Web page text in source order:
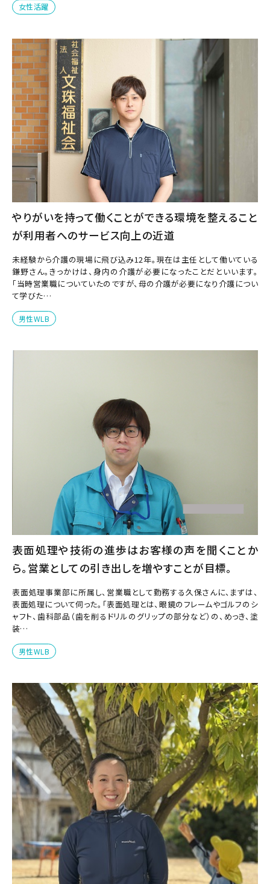
女性活躍
やりがいを持って働くことができる環境を整えること
が利用者へのサービス向上の近道
未経験から介護の現場に飛び込み12年。現在は主任として働いている
鎌野さん。きっかけは、身内の介護が必要になったことだといいます。
「当時営業職についていたのですが、母の介護が必要になり介護につい
て学びた…
男性WLB
表面処理や技術の進歩はお客様の声を聞くことか
ら。営業としての引き出しを増やすことが目標。
表面処理事業部に所属し、営業職として勤務する久保さんに、まずは、
表面処理について伺った。「表面処理とは、眼鏡のフレームやゴルフのシ
ャフト、歯科部品（歯を削るドリルのグリップの部分など）の、めっき、塗
装…
男性WLB